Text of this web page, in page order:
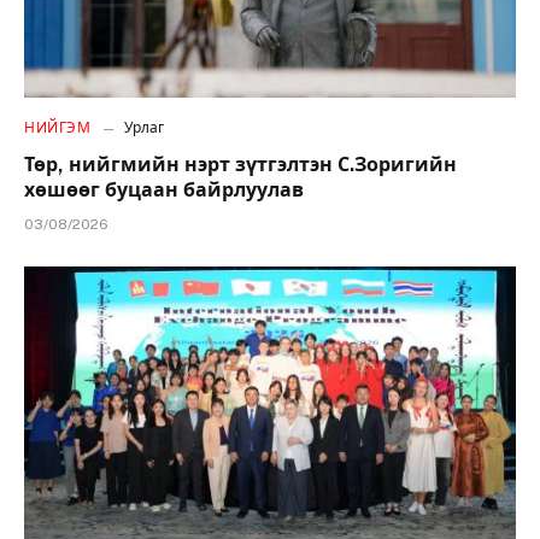
НИЙГЭМ Урлаг
Төр, нийгмийн нэрт зүтгэлтэн С.Зоригийн
хөшөөг буцаан байрлуулав
03/08/2026